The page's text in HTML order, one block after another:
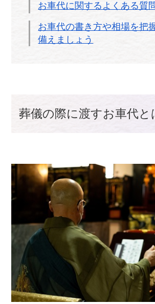
お車代に関するよくある質
お車代の書き方や相場を把
備えましょう
葬儀の際に渡すお車代と